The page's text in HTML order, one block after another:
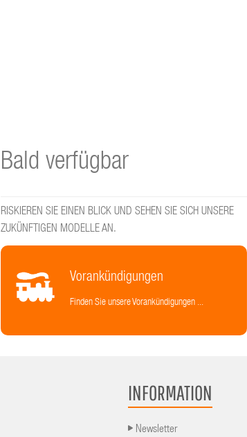
Bald verfügbar
RISKIEREN SIE EINEN BLICK UND SEHEN SIE SICH UNSERE
ZUKÜNFTIGEN MODELLE AN.
Vorankündigungen
Finden Sie unsere Vorankündigungen ...
INFORMATION
Newsletter